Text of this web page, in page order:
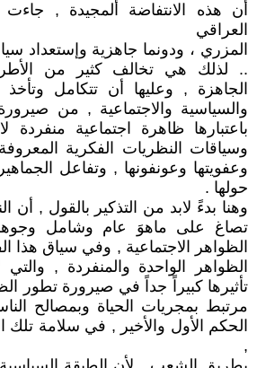
أن هذه الانتفاضة ألمجيدة , جاءت
العراقي
المزري ، ودونما جاهزية وإستعداد
.. لذلك هي تخالف كثير من
الجاهزة , وعليها أن تتكامل وتأخذ
والسياسية والاجتماعية , من
باعتبارها ظاهرة اجتماعية منفردة
وسياقات النظريات الفكرية
وعفويتها وعونفونها , وتفاعل
حولها .
وهنا بدءً لابد من التذكير بالقول , أن
تصاغ على ماهوَ عام وشامل
الظواهر الاجتماعية , وفي سياق هذا
الظواهر الواحدة والمنفردة ,
تأثيرها كبيراً جداً في صيرورة تطور
مرتبط بمجريات الحياة وبمصالح
الحكم الأول والأخير , في سلامة تلك
,